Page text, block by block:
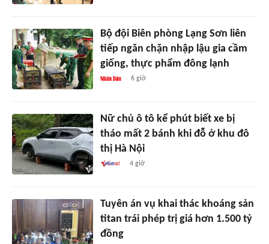
Bộ đội Biên phòng Lạng Sơn liên
tiếp ngăn chặn nhập lậu gia cầm
giống, thực phẩm đông lạnh
6 giờ
Nữ chủ ô tô kể phút biết xe bị
tháo mất 2 bánh khi đỗ ở khu đô
thị Hà Nội
4 giờ
Tuyên án vụ khai thác khoáng sản
titan trái phép trị giá hơn 1.500 tỷ
đồng